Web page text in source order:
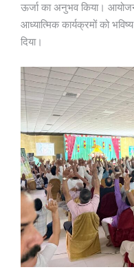
ऊर्जा का अनुभव किया।
आध्यात्मिक कार्यक्रमों को
दिया।